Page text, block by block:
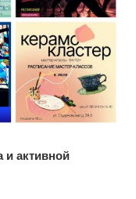
и активной